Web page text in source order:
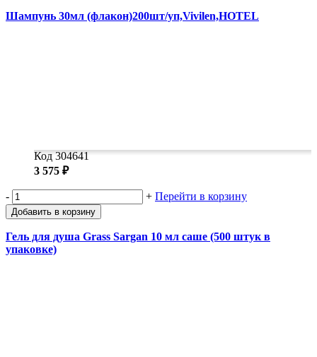
Шампунь 30мл (флакон)200шт/уп,Vivilen,HOTEL
Код 304641
3 575 ₽
- + Перейти в корзину
Добавить в корзину
Гель для душа Grass Sargan 10 мл саше (500 штук в
упаковке)